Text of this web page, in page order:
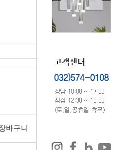
0 원
바구니